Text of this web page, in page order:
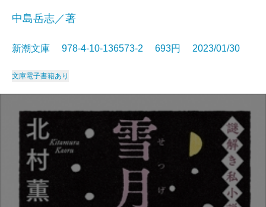
中島岳志／著
新潮文庫 978-4-10-136573-2 693円 2023/01/30
文庫電子書籍あり